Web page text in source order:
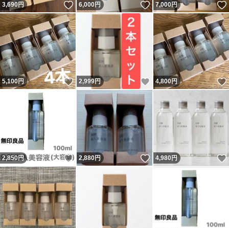
3,690円 いいね！
6,000円 いいね！
7,000円
5,100円 いいね！
2,999円 いいね！
4,800円
2,850円 いいね！
2,880円 いいね！
4,980円